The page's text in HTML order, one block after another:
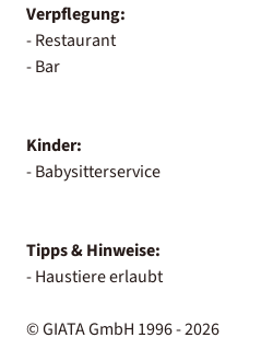
Verpflegung:
- Restaurant
- Bar
Kinder:
- Babysitterservice
Tipps & Hinweise:
- Haustiere erlaubt
© GIATA GmbH 1996 - 2026